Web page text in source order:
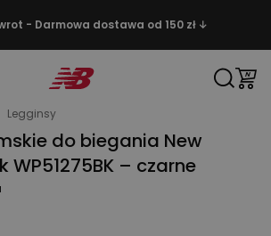
- Darmowa dostawa od 150 zł ↓
Legginsy
do biegania New
WP51275BK – czarne